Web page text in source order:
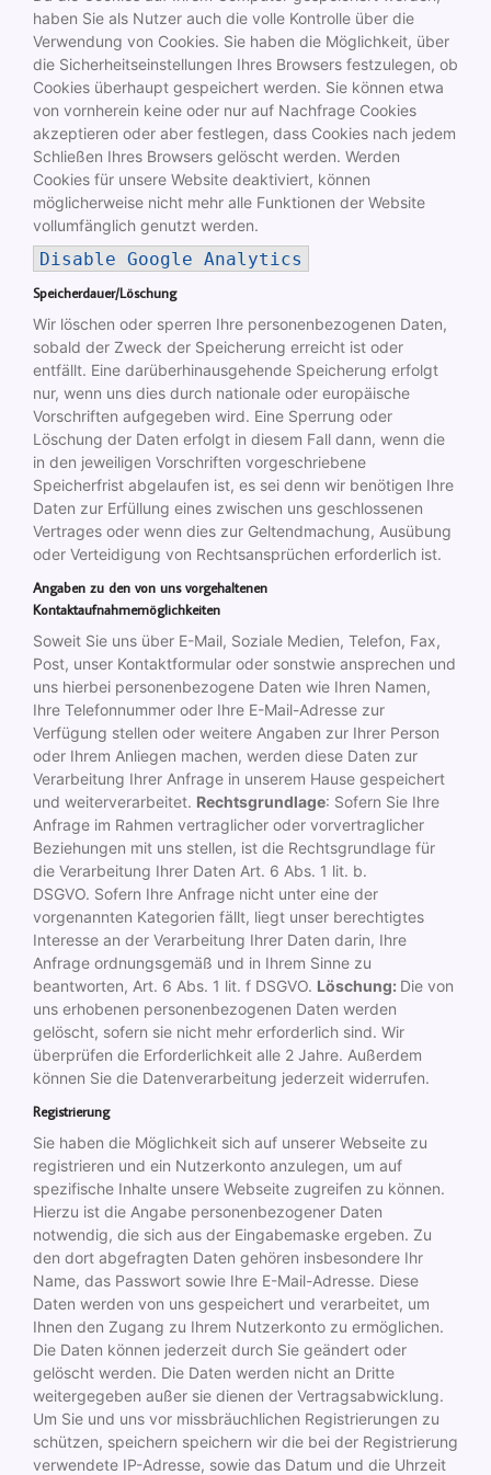
haben Sie als Nutzer auch die volle Kontrolle über die
Verwendung von Cookies. Sie haben die Möglichkeit, über
die Sicherheitseinstellungen Ihres Browsers festzulegen, ob
Cookies überhaupt gespeichert werden. Sie können etwa
von vornherein keine oder nur auf Nachfrage Cookies
akzeptieren oder aber festlegen, dass Cookies nach jedem
Schließen Ihres Browsers gelöscht werden. Werden
Cookies für unsere Website deaktiviert, können
möglicherweise nicht mehr alle Funktionen der Website
vollumfänglich genutzt werden.
Disable Google Analytics
Speicherdauer/Löschung
Wir löschen oder sperren Ihre personenbezogenen Daten,
sobald der Zweck der Speicherung erreicht ist oder
entfällt. Eine darüberhinausgehende Speicherung erfolgt
nur, wenn uns dies durch nationale oder europäische
Vorschriften aufgegeben wird. Eine Sperrung oder
Löschung der Daten erfolgt in diesem Fall dann, wenn die
in den jeweiligen Vorschriften vorgeschriebene
Speicherfrist abgelaufen ist, es sei denn wir benötigen Ihre
Daten zur Erfüllung eines zwischen uns geschlossenen
Vertrages oder wenn dies zur Geltendmachung, Ausübung
oder Verteidigung von Rechtsansprüchen erforderlich ist.
Angaben zu den von uns vorgehaltenen
Kontaktaufnahmemöglichkeiten
Soweit Sie uns über E-Mail, Soziale Medien, Telefon, Fax,
Post, unser Kontaktformular oder sonstwie ansprechen und
uns hierbei personenbezogene Daten wie Ihren Namen,
Ihre Telefonnummer oder Ihre E-Mail-Adresse zur
Verfügung stellen oder weitere Angaben zur Ihrer Person
oder Ihrem Anliegen machen, werden diese Daten zur
Verarbeitung Ihrer Anfrage in unserem Hause gespeichert
und weiterverarbeitet. Rechtsgrundlage: Sofern Sie Ihre
Anfrage im Rahmen vertraglicher oder vorvertraglicher
Beziehungen mit uns stellen, ist die Rechtsgrundlage für
die Verarbeitung Ihrer Daten Art. 6 Abs. 1 lit. b.
DSGVO. Sofern Ihre Anfrage nicht unter eine der
vorgenannten Kategorien fällt, liegt unser berechtigtes
Interesse an der Verarbeitung Ihrer Daten darin, Ihre
Anfrage ordnungsgemäß und in Ihrem Sinne zu
beantworten, Art. 6 Abs. 1 lit. f DSGVO. Löschung: Die von
uns erhobenen personenbezogenen Daten werden
gelöscht, sofern sie nicht mehr erforderlich sind. Wir
überprüfen die Erforderlichkeit alle 2 Jahre. Außerdem
können Sie die Datenverarbeitung jederzeit widerrufen.
Registrierung
Sie haben die Möglichkeit sich auf unserer Webseite zu
registrieren und ein Nutzerkonto anzulegen, um auf
spezifische Inhalte unsere Webseite zugreifen zu können.
Hierzu ist die Angabe personenbezogener Daten
notwendig, die sich aus der Eingabemaske ergeben. Zu
den dort abgefragten Daten gehören insbesondere Ihr
Name, das Passwort sowie Ihre E-Mail-Adresse. Diese
Daten werden von uns gespeichert und verarbeitet, um
Ihnen den Zugang zu Ihrem Nutzerkonto zu ermöglichen.
Die Daten können jederzeit durch Sie geändert oder
gelöscht werden. Die Daten werden nicht an Dritte
weitergegeben außer sie dienen der Vertragsabwicklung.
Um Sie und uns vor missbräuchlichen Registrierungen zu
schützen, speichern speichern wir die bei der Registrierung
verwendete IP-Adresse, sowie das Datum und die Uhrzeit